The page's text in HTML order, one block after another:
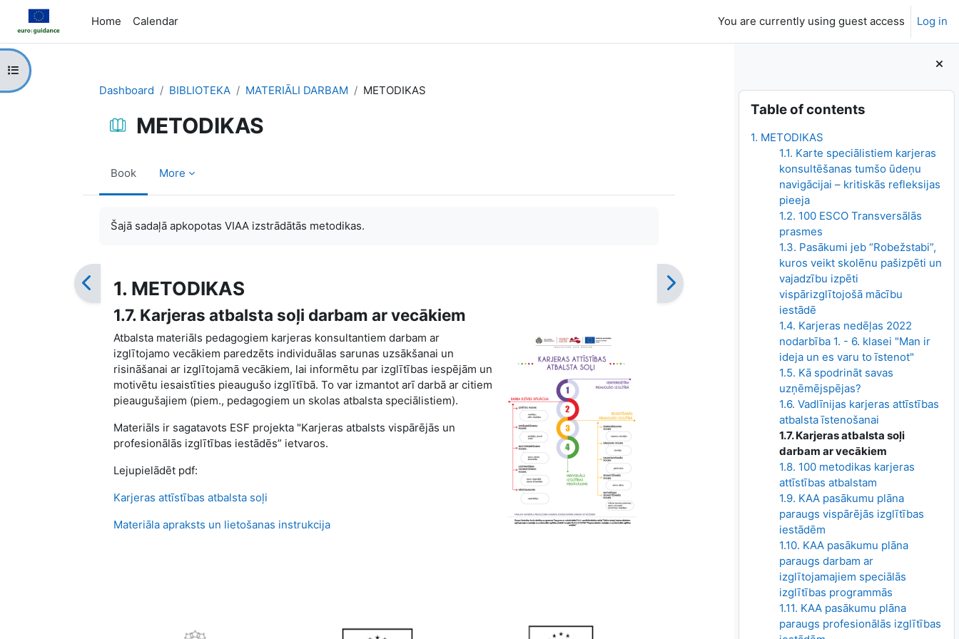
Skip to main content
Home
Calendar You are currently using guest access Log in
Blocks
Skip Table of contents
Table of contents
1. METODIKAS
1.1. Karte speciālistiem karjeras
konsultēšanas tumšo ūdeņu
navigācijai – kritiskās refleksijas
pieeja
1.2. 100 ESCO Transversālās
prasmes
1.3. Pasākumi jeb “Robežstabi”,
kuros veikt skolēnu pašizpēti un
vajadzību izpēti
vispārizglītojošā mācību
iestādē
1.4. Karjeras nedēļas 2022
nodarbība 1. - 6. klasei "Man ir
ideja un es varu to īstenot"
1.5. Kā spodrināt savas
uzņēmējspējas?
1.6. Vadlīnijas karjeras attīstības
atbalsta īstenošanai
1.7. Karjeras atbalsta soļi
darbam ar vecākiem
1.8. 100 metodikas karjeras
attīstības atbalstam
1.9. KAA pasākumu plāna
paraugs vispārējās izglītības
iestādēm
1.10. KAA pasākumu plāna
paraugs darbam ar
izglītojamajiem speciālās
izglītības programmās
1.11. KAA pasākumu plāna
paraugs profesionālās izglītības
Open course index
Dashboard
BIBLIOTEKA MATERIĀLI DARBAM METODIKAS
METODIKAS
Book More
Šajā sadaļā apkopotas VIAA izstrādātās metodikas.
1. METODIKAS
1.7. Karjeras atbalsta soļi darbam ar vecākiem
Atbalsta materiāls pedagogiem karjeras konsultantiem darbam ar
izglītojamo vecākiem paredzēts individuālas sarunas uzsākšanai un
risināšanai ar izglītojamā vecākiem, lai informētu par izglītības iespējām un
motivētu iesaistīties pieaugušo izglītībā. To var izmantot arī darbā ar citiem
pieaugušajiem (piem., pedagogiem un skolas atbalsta speciālistiem).
Materiāls ir sagatavots ESF projekta "Karjeras atbalsts vispārējās un
profesionālās izglītības iestādēs” ietvaros.
Lejupielādēt pdf:
Karjeras attīstības atbalsta soļi
Materiāla apraksts un lietošanas instrukcija